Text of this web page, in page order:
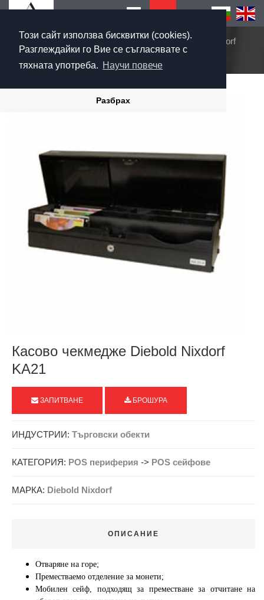
Този сайт използва бисквитки (cookies).
Разглеждайки го Вие се съгласявате с
тяхната употреба. Научи повече
Разбрах
Начало Продукти
Касово чекмедже Diebold Nixdorf
Касово чекмедже Diebold Nixdorf
KA21
ЗАПИТВАНЕ БРОШУРА
ИНДУСТРИИ: Търговски обекти
КАТЕГОРИЯ: POS периферия -> POS сейфове
МАРКА: Diebold Nixdorf
ОПИСАНИЕ
Отваряне на горе;
Преместваемо отделение за монети;
Мобилен сейф, подходящ за преместване за отчитане на